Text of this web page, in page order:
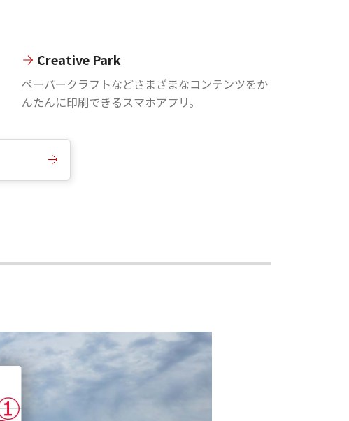
Creative Park
ペーパークラフトなどさまざまなコンテンツをか
んたんに印刷できるスマホアプリ。